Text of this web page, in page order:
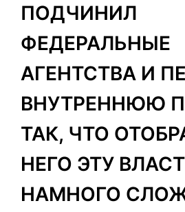
ПОДЧИНИЛ
ФЕДЕРАЛЬНЫЕ
АГЕНТСТВА И
ВНУТРЕННЮЮ
ТАК, ЧТО
НЕГО ЭТУ
НАМНОГО